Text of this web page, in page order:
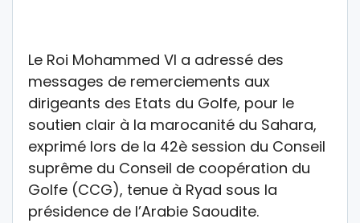
Le Roi Mohammed VI a adressé des
messages de remerciements aux
dirigeants des Etats du Golfe, pour le
soutien clair à la marocanité du Sahara,
exprimé lors de la 42è session du Conseil
suprême du Conseil de coopération du
Golfe (CCG), tenue à Ryad sous la
présidence de l’Arabie Saoudite.